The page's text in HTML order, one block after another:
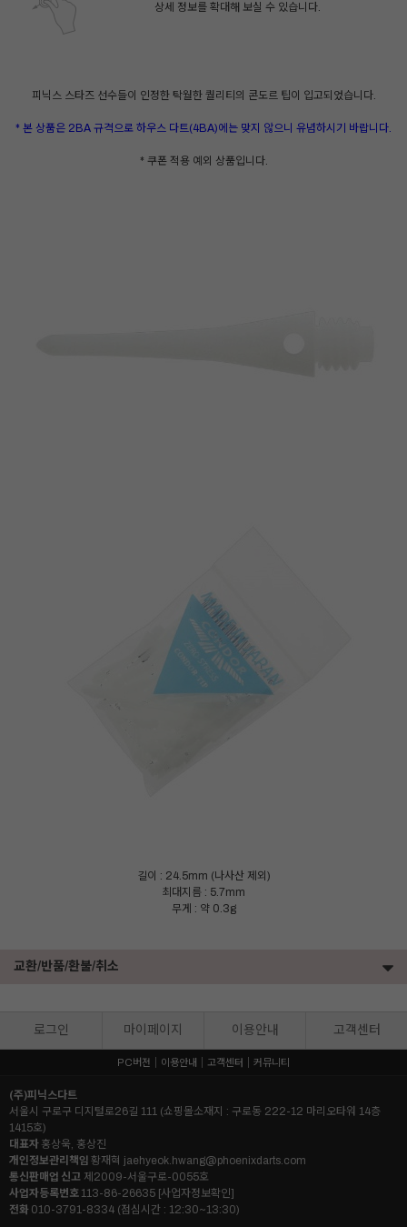
이코 라이프 하
상세 정보를 확대해 보실 수 있습니다.
피닉스 스타즈 선수들이 인정한 탁월한 퀄리티의 콘도르 팁이 입고되었습니다.
* 본 상품은 2BA 규격으로 하우스 다트(4BA)에는 맞지 않으니 유념하시기 바랍니다.
* 쿠폰 적용 예외 상품입니다.
길이 : 24.5mm (나사산 제외)
최대지름 : 5.7mm
무게 : 약 0.3g
교환/반품/환불/취소
로그인 마이페이지 이용안내 고객센터
PC버전 이용안내 고객센터 커뮤니티
(주)피닉스다트
서울시 구로구 디지털로26길 111 (쇼핑몰소재지 : 구로동 222-12 마리오타워 14층
1415호)
대표자 홍상욱, 홍상진
개인정보관리책임 황재혁 jaehyeok.hwang@phoenixdarts.com
통신판매업 신고 제2009-서울구로-0055호
사업자등록번호 113-86-26635 [사업자정보확인]
전화 010-3791-8334 (점심시간 : 12:30~13:30)